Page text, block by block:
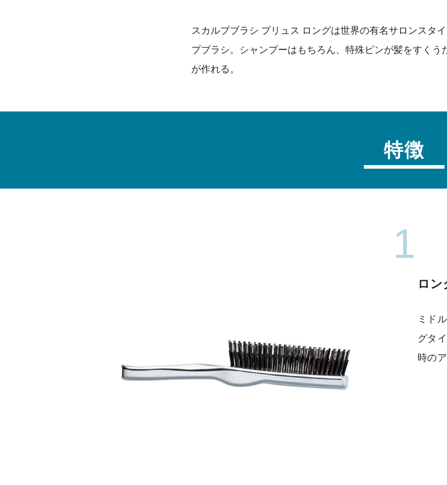
スカルプブラシ プリュス ロングは世界の有名サロンスタ
プブラシ。シャンプーはもちろん、特殊ピンが髪をすく
が作れる。
特徴
1
ロン
ミド
グタ
時の